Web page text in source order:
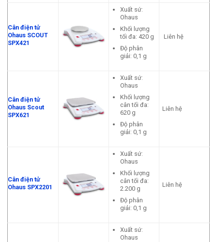
Cân điện tử
Ohaus SCOUT
SPX421
Xuất sứ:
Ohaus
Khối lượng
tối đa: 420 g
Độ phân
giải: 0,1 g
Liên hệ
Cân điện tử
Ohaus Scout
SPX621
Xuất sứ:
Ohaus
Khối lượng
cân tối đa:
620 g
Độ phân
giải: 0,1 g
Liên hệ
Cân điện tử
Ohaus SPX2201
Xuất sứ:
Ohaus
Khối lượng
cân tối đa:
2.200 g
Độ phân
giải: 0,1 g
Liên hệ
Xuất sứ:
Ohaus